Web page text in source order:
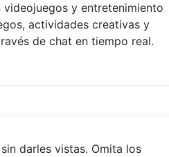
y entretenimiento
actividades creativas y
de chat en tiempo real.
darles vistas. Omita los